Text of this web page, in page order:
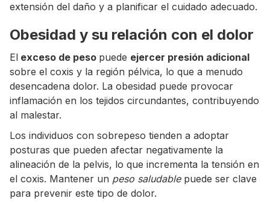
extensión del daño y a planificar el cuidado adecuado.
Obesidad y su relación con el dolor
El exceso de peso puede ejercer presión adicional
sobre el coxis y la región pélvica, lo que a menudo
desencadena dolor. La obesidad puede provocar
inflamación en los tejidos circundantes, contribuyendo
al malestar.
Los individuos con sobrepeso tienden a adoptar
posturas que pueden afectar negativamente la
alineación de la pelvis, lo que incrementa la tensión en
el coxis. Mantener un peso saludablepuede ser clave
para prevenir este tipo de dolor.